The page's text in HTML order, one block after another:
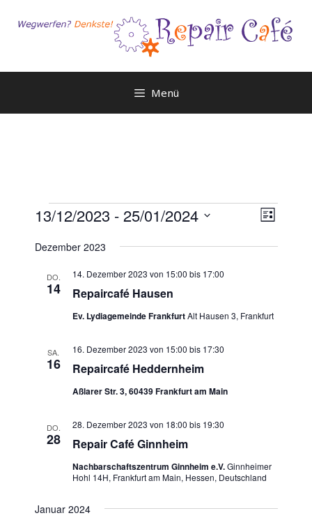
Inhalt
Menü
Veranstaltungen
A
h
v
i
g
V
r
t
s
h
L
13/12/2023 - 25/01/2024
a
Dezember 2023
DO.
14 Repaircafé Hausen
14. Dezember 2023 von 15:00 bis 17:00
Ev. Lydiagemeinde FrankfurtAlt Hausen 3, Frankfurt
SA.
16 Repaircafé Heddernheim
16. Dezember 2023 von 15:00 bis 17:30
Aßlarer Str. 3, 60439 Frankfurt am Main
DO.
28 Repair Café Ginnheim
28. Dezember 2023 von 18:00 bis 19:30
Nachbarschaftszentrum Ginnheim e.V.Ginnheimer
Hohl 14H, Frankfurt am Main, Hessen, Deutschland
Januar 2024